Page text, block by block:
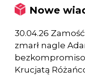
Nowe
30.04.26
zmarł nagle
Krucjatą